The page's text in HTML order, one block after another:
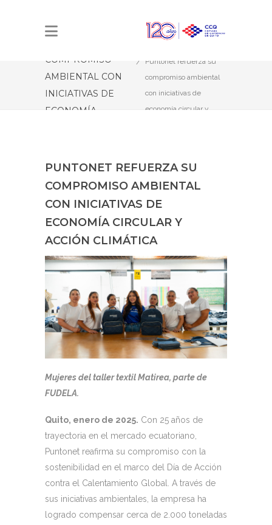
PUNTONET
COMPROMISO
AMBIENTAL CON
INICIATIVAS DE
ECONOMÍA
Puntonet refuerza su
compromiso ambiental
con iniciativas de
economía circular y
PUNTONET REFUERZA SU
COMPROMISO AMBIENTAL
CON INICIATIVAS DE
ECONOMÍA CIRCULAR Y
ACCIÓN CLIMÁTICA
Mujeres del taller textil Matirea, parte de
FUDELA.
Quito, enero de 2025. Con 25 años de
trayectoria en el mercado ecuatoriano,
Puntonet reafirma su compromiso con la
sostenibilidad en el marco del Día de Acción
contra el Calentamiento Global. A través de
sus iniciativas ambientales, la empresa ha
logrado compensar cerca de 2.000 toneladas